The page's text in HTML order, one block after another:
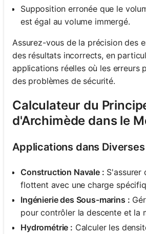
Supposition erronée que le
est égal au volume immergé.
Assurez-vous de la précision des
des résultats incorrects, en
applications réelles où les erreurs
des problèmes de sécurité.
Calculateur du
d'Archimède dans le
Applications dans
Construction Navale : S'assurer
flottent avec une charge
Ingénierie des Sous-marins :
pour contrôler la descente et la
Hydrométrie : Calculer les